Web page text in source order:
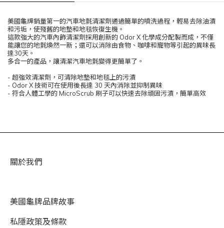
美國龜牌銷量第一的汽車地氈清潔劑通過簡單的噴洗過程，輕易去除油漬
和污垢，使殘舊的地墊和地毯恢復生機。
這款強大的汽車內飾清潔劑採用創新的 Odor X 化學成分配製而成，不僅
能讓您的地氈煥然一新；還可以消除由食物、咖啡和寵物等引起的異味長
達30天。
多合一的產品，讓清潔汽車地氈變得更簡單了。
- 超強效清潔劑，可清除地墊和地毯上的污漬
- Odor X 技術可在使用後長達 30 天內消除並抑制異味
- 符合人體工學的 MicroScrub 刷子可以快速去除頑固污漬，簡單高效
關於我們
美國龜牌品牌故事
私隱政策及條款